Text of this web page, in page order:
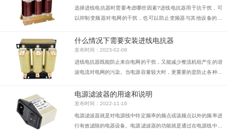
选择进线电抗器时需要考虑哪些因素?进线电抗器用于抗干扰，可
以抑制变频器对电网的干扰，也可以防止变频器与其他设备的干
流，同时也减小换相间隙。
什么情况下需要安装进线电抗器
发布时间：2023-02-08
进线电抗器既能防止来自电网的干扰，又能减少整流机组产生的谐
波电流对电网的污染。当电源容量较大时，更重要的是防止各种过
容都是有害的。因此，连接进线电抗器有利于改善逆变器的运行。
电源滤波器的用途和说明
发布时间：2022-11-16
电源滤波器就是对电源线中特定频率的频点或该频点以外的频率进
行有效滤除的电器设备。电源滤波器的功能就是通过在电源线中接